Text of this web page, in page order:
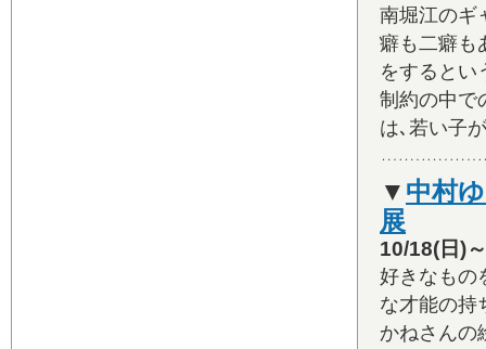
南堀江のギ
癖も二癖も
をするとい
制約の中で
は､若い子
▼ 中村
展
10/18(日)
好きなもの
な才能の持
かねさんの